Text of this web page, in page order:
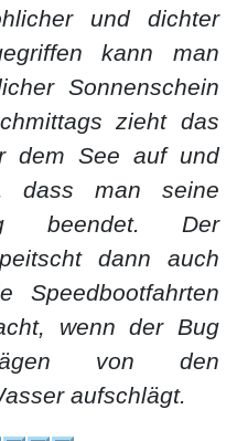
und dichter
kann man
Sonnenschein
zieht das
dem See auf und
dass man seine
beendet. Der
dann auch
Speedbootfahrten
wenn der Bug
von den
aufschlägt.